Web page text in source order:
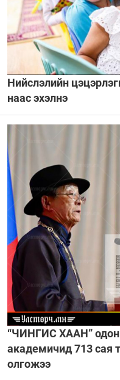
Нийслэлийн
наас эхэлнэ
“ЧИНГИС ХААН”
академичид 713
олгожээ